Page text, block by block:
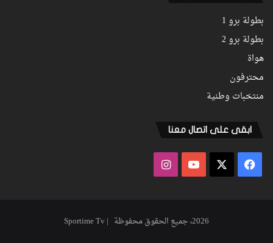
بطولة برو 1
بطولة برو 2
هواة
محترفون
منتخبات وطنية
ابقى على اتصال معنا
فيسبوك ‫YouTubeانستقرام
2026، جميع الحقوق محفوظة | Sportime Tv